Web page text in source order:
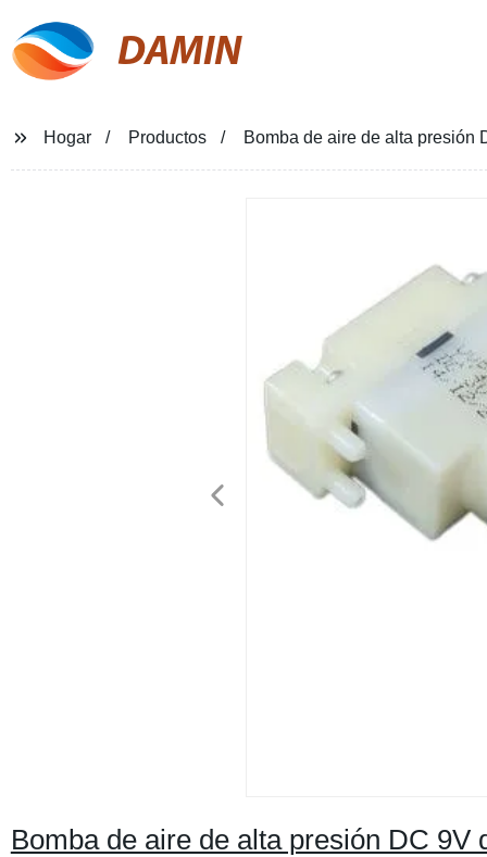
DAMIN
Hogar Productos Bomba de aire de alta presión
Bomba de aire de alta presión DC